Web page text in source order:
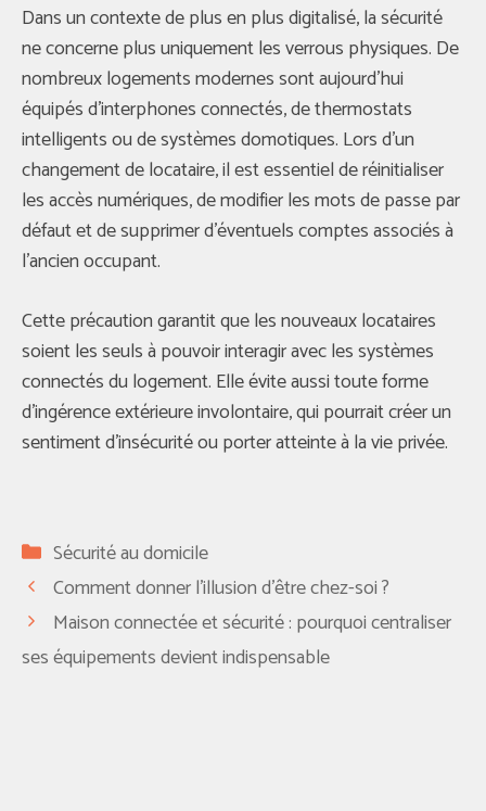
Dans un contexte de plus en plus digitalisé, la sécurité
ne concerne plus uniquement les verrous physiques. De
nombreux logements modernes sont aujourd’hui
équipés d’interphones connectés, de thermostats
intelligents ou de systèmes domotiques. Lors d’un
changement de locataire, il est essentiel de réinitialiser
les accès numériques, de modifier les mots de passe par
défaut et de supprimer d’éventuels comptes associés à
l’ancien occupant.
Cette précaution garantit que les nouveaux locataires
soient les seuls à pouvoir interagir avec les systèmes
connectés du logement. Elle évite aussi toute forme
d’ingérence extérieure involontaire, qui pourrait créer un
sentiment d’insécurité ou porter atteinte à la vie privée.
Catégories
Sécurité au domicile
Comment donner l’illusion d’être chez-soi ?
Maison connectée et sécurité : pourquoi centraliser
ses équipements devient indispensable